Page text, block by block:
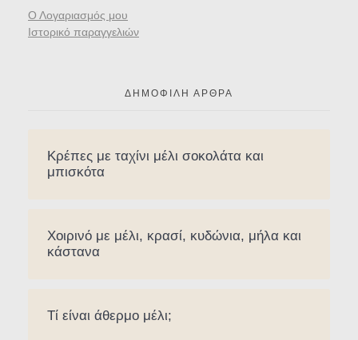
Ο Λογαριασμός μου
Ιστορικό παραγγελιών
ΔΗΜΟΦΙΛΉ ΆΡΘΡΑ
Κρέπες με ταχίνι μέλι σοκολάτα και
μπισκότα
Χοιρινό με μέλι, κρασί, κυδώνια, μήλα και
κάστανα
Τί είναι άθερμο μέλι;